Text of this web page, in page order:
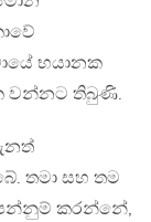
භයානක
වන්නට තිබුණි.
තමා සහ තම
කරන්නේ,